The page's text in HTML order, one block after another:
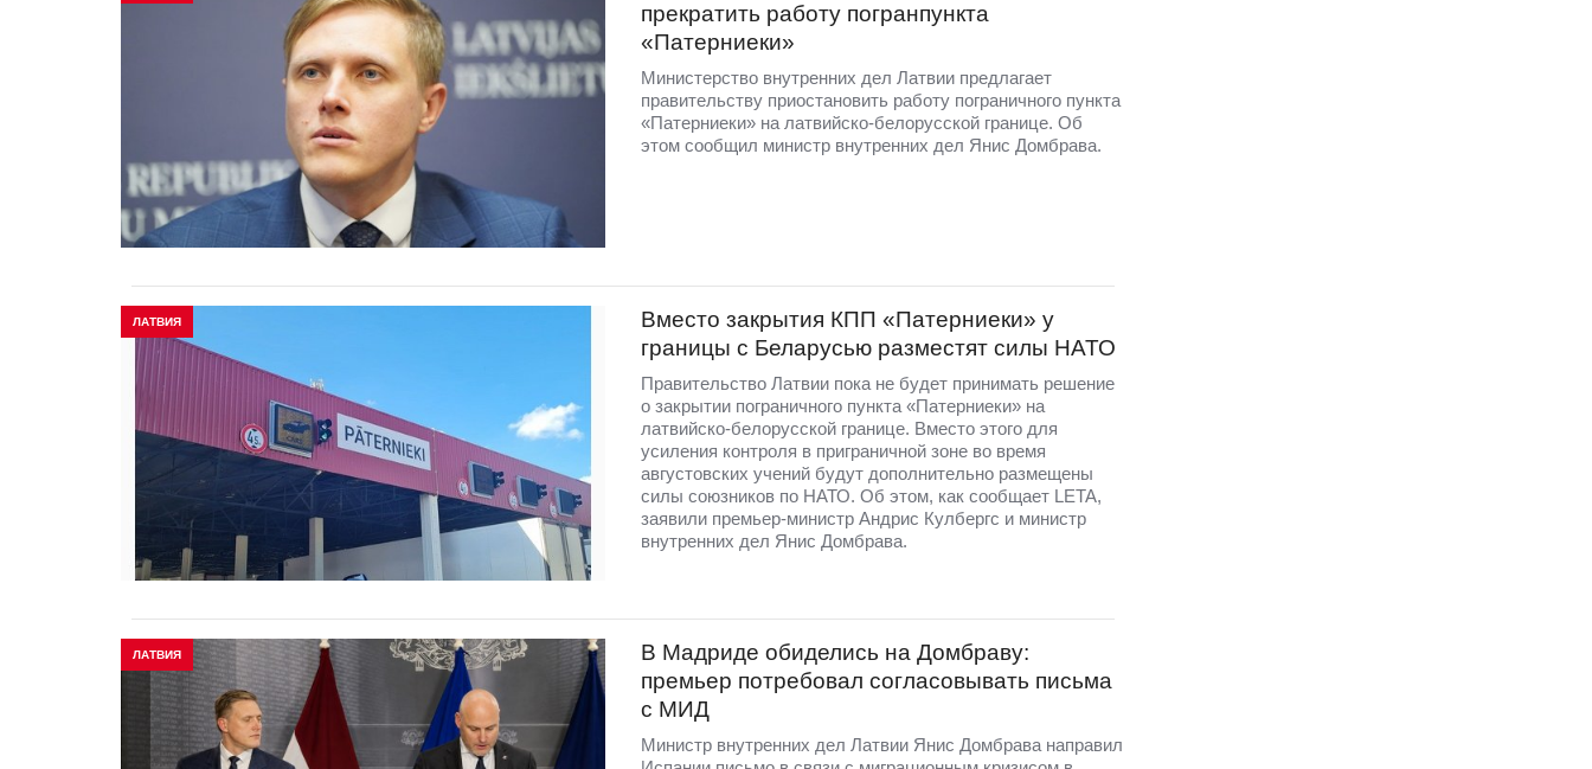
прекратить работу погранпункта
«Патерниеки»
Министерство внутренних дел Латвии предлагает
правительству приостановить работу пограничного пункта
«Патерниеки» на латвийско-белорусской границе. Об
этом сообщил министр внутренних дел Янис Домбрава.
ЛАТВИЯ
Вместо закрытия КПП «Патерниеки» у
границы с Беларусью разместят силы НАТО
Правительство Латвии пока не будет принимать решение
о закрытии пограничного пункта «Патерниеки» на
латвийско-белорусской границе. Вместо этого для
усиления контроля в приграничной зоне во время
августовских учений будут дополнительно размещены
силы союзников по НАТО. Об этом, как сообщает LETA,
заявили премьер-министр Андрис Кулбергс и министр
внутренних дел Янис Домбрава.
ЛАТВИЯ
В Мадриде обиделись на Домбраву:
премьер потребовал согласовывать письма
с МИД
Министр внутренних дел Латвии Янис Домбрава направил